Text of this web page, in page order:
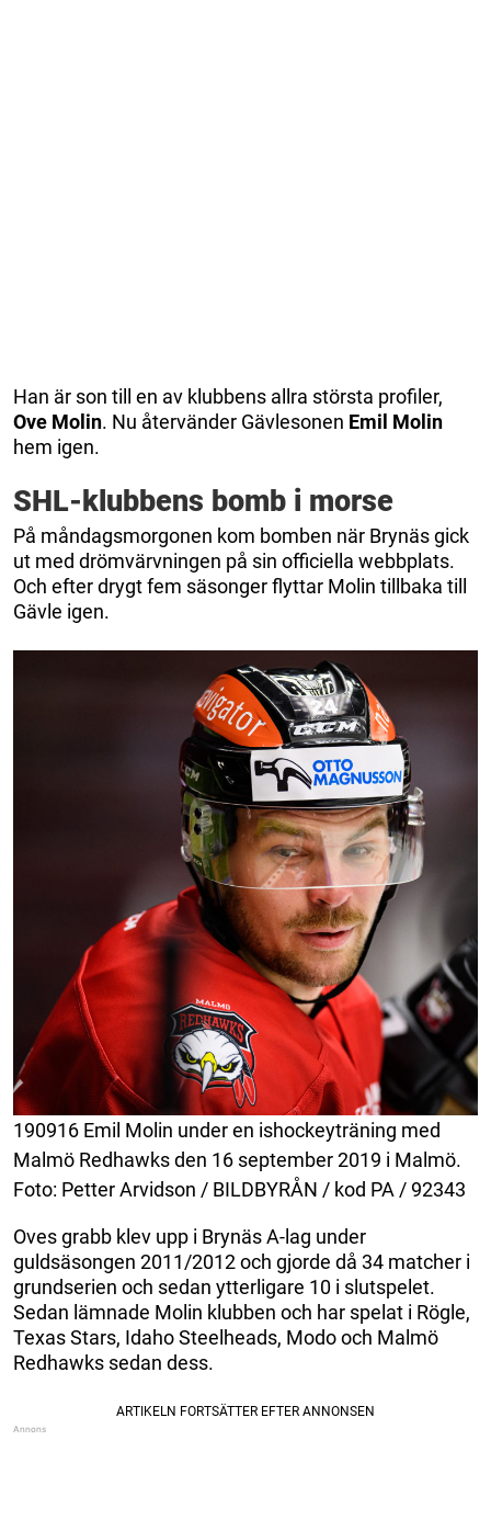
Han är son till en av klubbens allra största profiler,
Ove Molin. Nu återvänder Gävlesonen Emil Molin
hem igen.
SHL-klubbens bomb i morse
På måndagsmorgonen kom bomben när Brynäs gick
ut med drömvärvningen på sin officiella webbplats.
Och efter drygt fem säsonger flyttar Molin tillbaka till
Gävle igen.
190916 Emil Molin under en ishockeyträning med
Malmö Redhawks den 16 september 2019 i Malmö.
Foto: Petter Arvidson / BILDBYRÅN / kod PA / 92343
Oves grabb klev upp i Brynäs A-lag under
guldsäsongen 2011/2012 och gjorde då 34 matcher i
grundserien och sedan ytterligare 10 i slutspelet.
Sedan lämnade Molin klubben och har spelat i Rögle,
Texas Stars, Idaho Steelheads, Modo och Malmö
Redhawks sedan dess.